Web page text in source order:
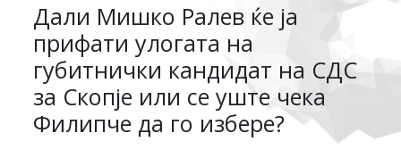
Дали Мишко Ралев ќе ја
прифати улогата на
губитнички кандидат на СДС
за Скопје или се уште чека
Филипче да го избере?